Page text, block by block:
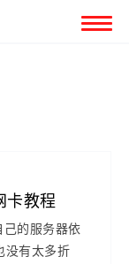
卡教程
的服务器依
没有太多折